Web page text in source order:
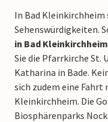
In Bad
Sehenswürdigkeiten.
in Bad Kleinkirchheim
Sie die Pfarrkirche St.
Katharina in Bade.
sich zudem eine Fahrt
Kleinkirchheim. Die
Biosphärenparks